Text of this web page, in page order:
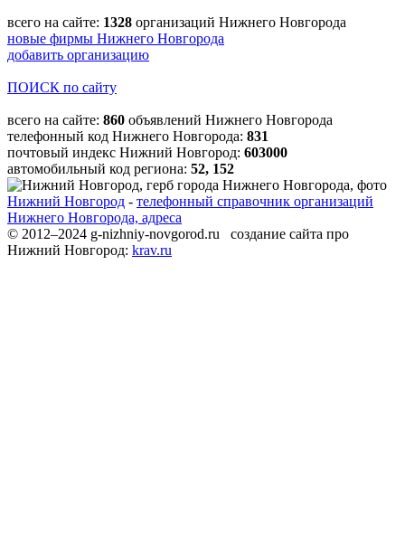
всего на сайте: 1328 организаций Нижнего Новгорода
новые фирмы Нижнего Новгорода
добавить организацию
ПОИСК по сайту
всего на сайте: 860 объявлений Нижнего Новгорода
телефонный код Нижнего Новгорода: 831
почтовый индекс Нижний Новгород: 603000
автомобильный код региона: 52, 152
Нижний Новгород - телефонный справочник организаций
Нижнего Новгорода, адреса
© 2012–2024 g-nizhniy-novgorod.ru создание сайта про
Нижний Новгород: krav.ru